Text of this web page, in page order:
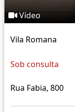
Vídeo
Vila Romana
Sob consulta
Rua Fabia, 800